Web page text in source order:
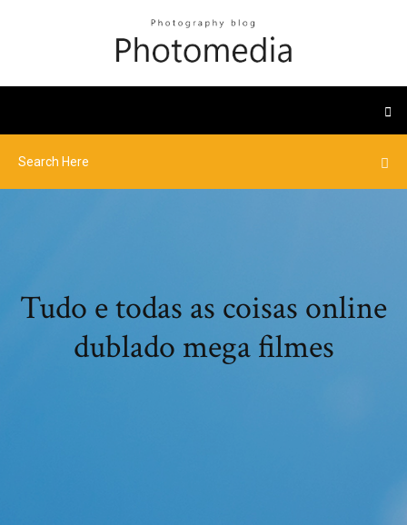
Tudo e todas as coisas online
dublado mega filmes